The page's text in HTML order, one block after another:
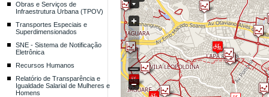
Obras e Serviços de
Infraestrutura Urbana (TPOV)
Transportes Especiais e
Superdimensionados
SNE - Sistema de Notificação
Eletrônica
Recursos Humanos
Relatório de Transparência e
Igualdade Salarial de Mulheres e
Homens